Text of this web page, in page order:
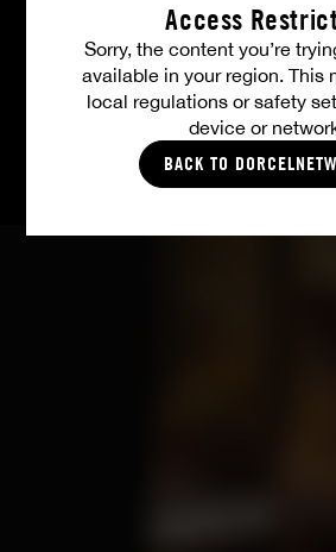
Access
Sorry, the content you’re
available in your region. This
local regulations or safety
device or
BACK TO
TOUTES LES
PHOTOS